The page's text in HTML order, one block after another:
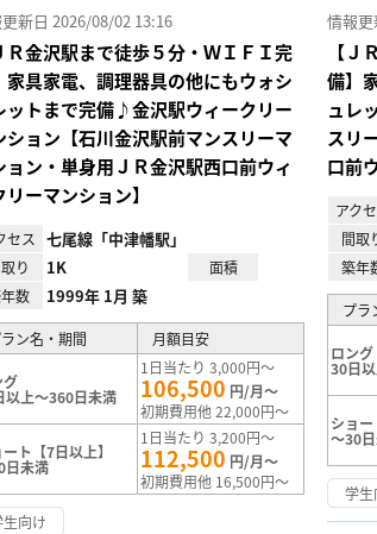
新日 2026/08/02 13:16
Ｒ金沢駅まで徒歩５分・ＷＩＦＩ完
家具家電、調理器具の他にもウォシ
ットまで完備♪金沢駅ウィークリー
ション【石川金沢駅前マンスリーマ
ョン・単身用ＪＲ金沢駅西口前ウィ
リーマンション】
セス 七尾線「中津幡駅」
り 1K
面積
数
1999年 1月 築
ン名・期間 月額目安
グ
以上～360日未満
1日当たり 3,000円～
106,500 円/月～
初期費用他 22,000円～
ト【7日以上】
日未満
1日当たり 3,200円～
112,500 円/月～
初期費用他 16,500円～
生向け
情報
【Ｊ
備】
ュレ
スリ
口前
アク
間取
築年
プラ
ロング
30日
ショー
～30
学生